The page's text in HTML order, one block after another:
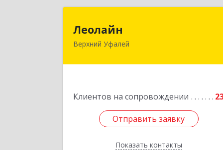
Леолайн
Верхний Уфалей
Клиентов на сопровождении
Отправить заявку
Показать контакты
456800, Челябинская обл, Верхний
Отправить заявку
Назад